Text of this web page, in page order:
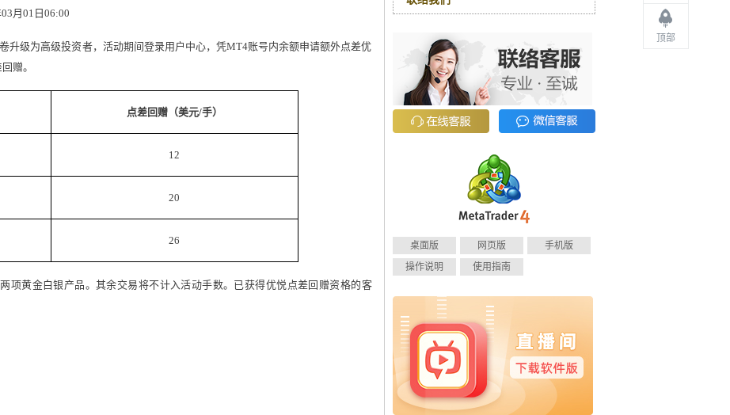
顶部
月01日06:00
升级为高级投资者，活动期间登录用户中心，凭MT4账号内余额申请额外点差优
赠。
点差回赠（美元/手）
12
20
26
两项黄金白银产品。其余交易将不计入活动手数。已获得优悦点差回赠资格的客
桌面版 网页版
手机版
操作说明
使用指南